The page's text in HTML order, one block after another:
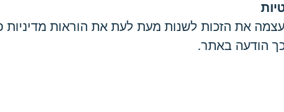
את הזכות לשנות מעת לעת את הוראות מדיניות
הודעה באתר.